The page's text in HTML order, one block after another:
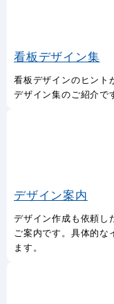
看板デザイン集
看板デザインのヒント
デザイン集のご紹介で
デザイン案内
デザイン作成も依頼し
ご案内です。具体的な
ます。